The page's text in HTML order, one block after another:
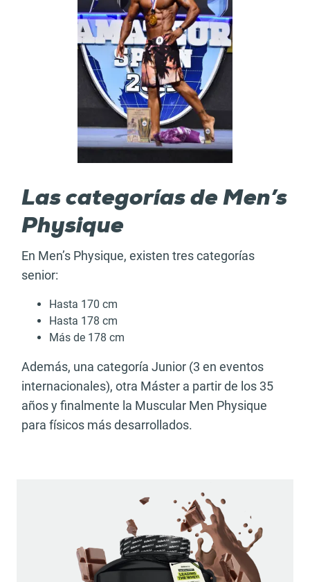
Las categorías de Men’s
Physique
En Men’s Physique, existen tres categorías
senior:
Hasta 170 cm
Hasta 178 cm
Más de 178 cm
Además, una categoría Junior (3 en eventos
internacionales), otra Máster a partir de los 35
años y finalmente la Muscular Men Physique
para físicos más desarrollados.